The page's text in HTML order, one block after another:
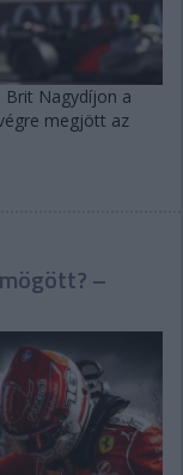
Brit Nagydíjon a
megjött az
–